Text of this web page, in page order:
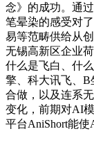
念》的成功。通
笔晕染的感受对
易等范畴供给从
无锡高新区企业
什么是飞白、什
擎、科大讯飞、
合做，以及连系
变化，前期对AI
平台AniShort能使